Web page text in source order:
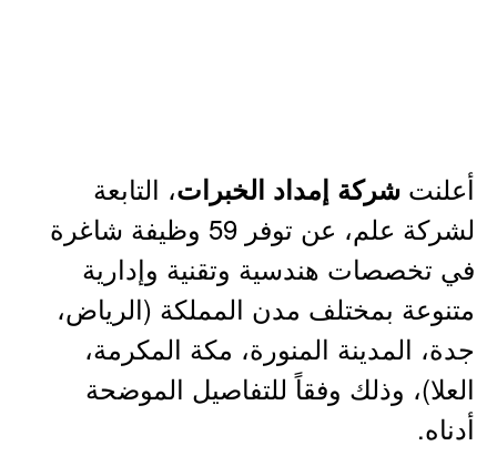
أعلنت شركة إمداد الخبرات، التابعة
لشركة علم، عن توفر 59 وظيفة شاغرة
في تخصصات هندسية وتقنية وإدارية
متنوعة بمختلف مدن المملكة (الرياض،
جدة، المدينة المنورة، مكة المكرمة،
العلا)، وذلك وفقاً للتفاصيل الموضحة
أدناه.